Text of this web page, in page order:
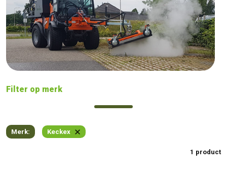
Filter op merk
Merk: Keckex
1 product